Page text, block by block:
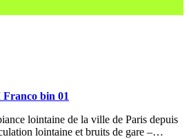
bin 01
lointaine de la ville de Paris depuis
lointaine et bruits de gare –…